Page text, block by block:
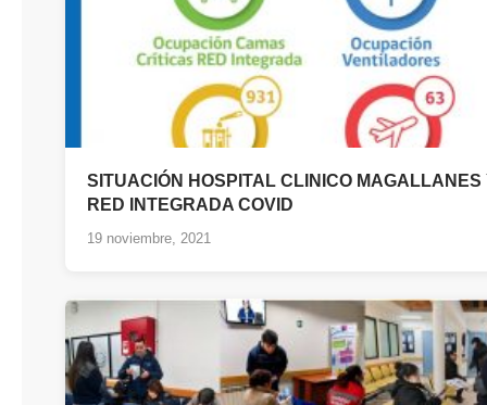
SITUACIÓN HOSPITAL CLINICO MAGALLANES
RED INTEGRADA COVID
19 noviembre, 2021